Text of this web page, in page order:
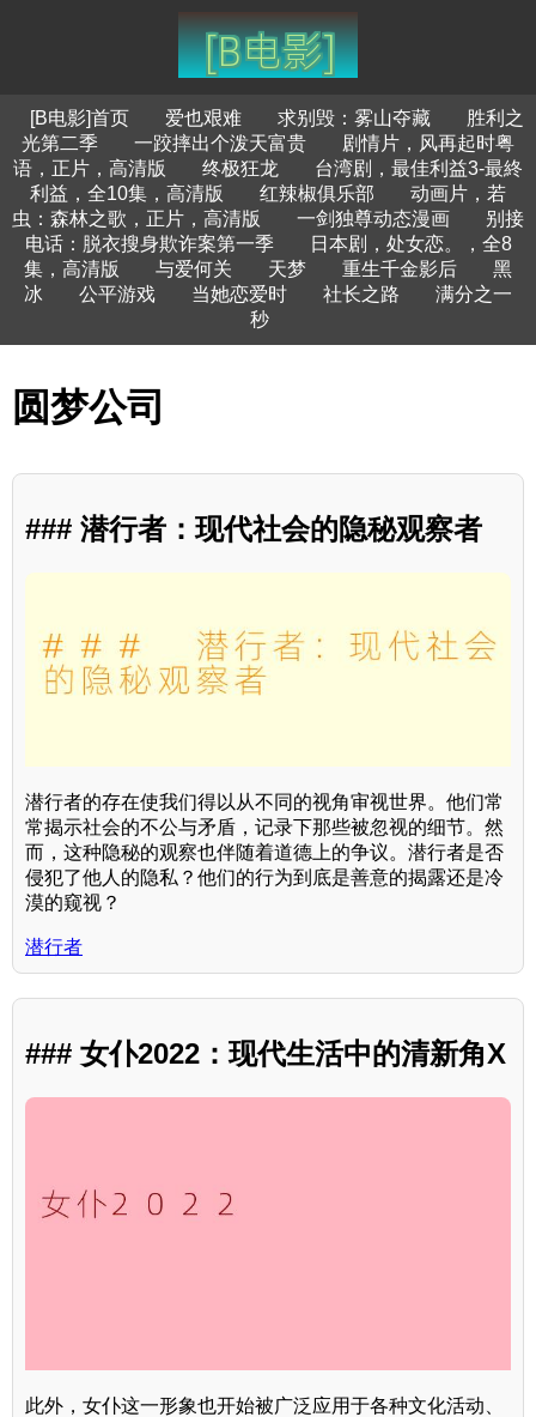
[B电影]首页 爱也艰难 求别毁：雾山夺藏
胜利之
光第二季
一跤摔出个泼天富贵
剧情片，风再起时粤
语，正片，高清版
终极狂龙
台湾剧，最佳利益3-最終
利益，全10集，高清版
红辣椒俱乐部
动画片，若
虫：森林之歌，正片，高清版
一剑独尊动态漫画
别接
电话：脱衣搜身欺诈案第一季
日本剧，处女恋。，全8
集，高清版
与爱何关 天梦 重生千金影后
黑
冰
公平游戏 当她恋爱时 社长之路
满分之一
秒
圆梦公司
### 潜行者：现代社会的隐秘观察者
潜行者的存在使我们得以从不同的视角审视世界。他们常
常揭示社会的不公与矛盾，记录下那些被忽视的细节。然
而，这种隐秘的观察也伴随着道德上的争议。潜行者是否
侵犯了他人的隐私？他们的行为到底是善意的揭露还是冷
漠的窥视？
潜行者
### 女仆2022：现代生活中的清新角X
此外，女仆这一形象也开始被广泛应用于各种文化活动、